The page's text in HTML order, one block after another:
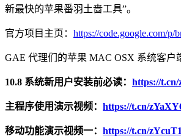
新最快的苹果番羽土啬工具”。
官方项目主页： https://code.google.com/p/
GAE 代理们的苹果 MAC OSX 系统客户
10.8 系统新用户安装前必读： https://t.cn/
主程序使用演示视频： https://t.cn/
移动功能演示视频一： https://t.cn/